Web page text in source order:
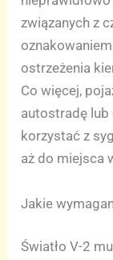
związanych z
ostrzeżenia
Co więcej,
autostradę lub
korzystać z
aż do miejsca
Jakie
Światło V-2